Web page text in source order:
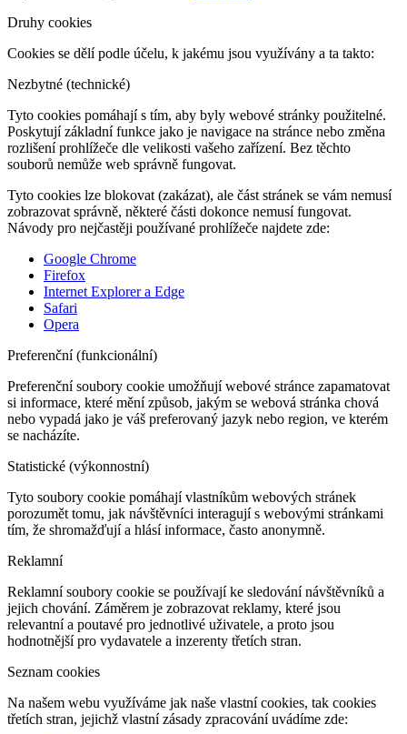
Druhy cookies
Cookies se dělí podle účelu, k jakému jsou využívány a ta takto:
Nezbytné (technické)
Tyto cookies pomáhají s tím, aby byly webové stránky použitelné.
Poskytují základní funkce jako je navigace na stránce nebo změna
rozlišení prohlížeče dle velikosti vašeho zařízení. Bez těchto
souborů nemůže web správně fungovat.
Tyto cookies lze blokovat (zakázat), ale část stránek se vám nemusí
zobrazovat správně, některé části dokonce nemusí fungovat.
Návody pro nejčastěji používané prohlížeče najdete zde:
Google Chrome
Firefox
Internet Explorer a Edge
Safari
Opera
Preferenční (funkcionální)
Preferenční soubory cookie umožňují webové stránce zapamatovat
si informace, které mění způsob, jakým se webová stránka chová
nebo vypadá jako je váš preferovaný jazyk nebo region, ve kterém
se nacházíte.
Statistické (výkonnostní)
Tyto soubory cookie pomáhají vlastníkům webových stránek
porozumět tomu, jak návštěvníci interagují s webovými stránkami
tím, že shromažďují a hlásí informace, často anonymně.
Reklamní
Reklamní soubory cookie se používají ke sledování návštěvníků a
jejich chování. Záměrem je zobrazovat reklamy, které jsou
relevantní a poutavé pro jednotlivé uživatele, a proto jsou
hodnotnější pro vydavatele a inzerenty třetích stran.
Seznam cookies
Na našem webu využíváme jak naše vlastní cookies, tak cookies
třetích stran, jejichž vlastní zásady zpracování uvádíme zde: